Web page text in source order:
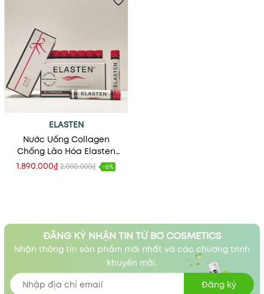
ELASTEN
Nước Uống Collagen
Chống Lão Hóa Elasten
(Anniversary Edition - 30 x
1.890.000₫ 2.000.000₫ -6%
ĐĂNG KÝ NHẬN TIN TỪ BƠ COSMETICS
Nhận thông tin sản phẩm mới nhất và các chương trình
khuyến mãi.
Đăng ký